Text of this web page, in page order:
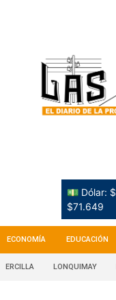
💵 Dólar:
$71.649
ECONOMÍA EDUCACIÓN
ERCILLA LONQUIMAY